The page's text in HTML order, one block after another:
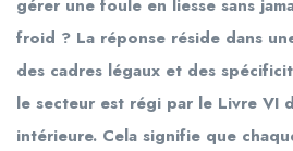
gérer une foule en liesse sans
froid ? La réponse réside dans
des cadres légaux et des
le secteur est régi par le Livre VI
intérieure. Cela signifie que